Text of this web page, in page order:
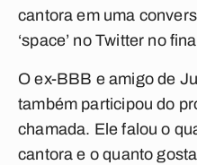
cantora em uma
‘space’ no Twitter no
O ex-BBB e amigo de
também participou do
chamada. Ele falou o
cantora e o quanto